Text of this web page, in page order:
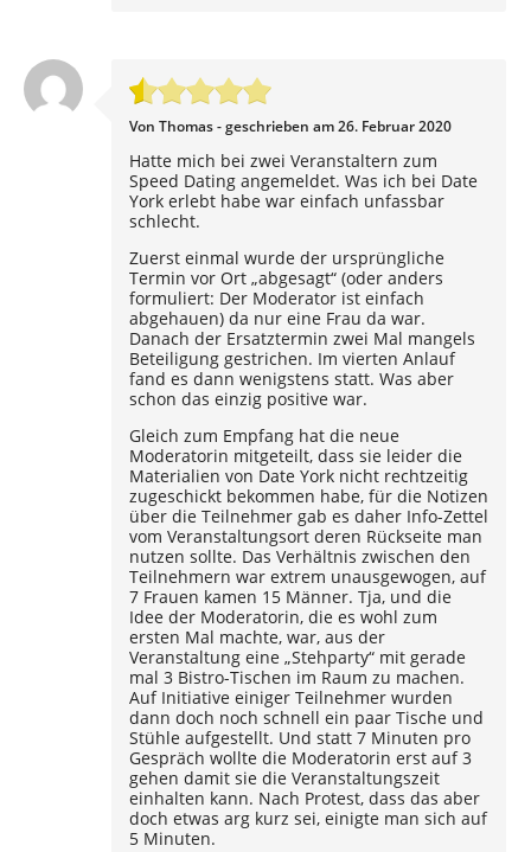
Von Thomas - geschrieben am 26. Februar 2020
Hatte mich bei zwei Veranstaltern zum
Speed Dating angemeldet. Was ich bei Date
York erlebt habe war einfach unfassbar
schlecht.
Zuerst einmal wurde der ursprüngliche
Termin vor Ort „abgesagt“ (oder anders
formuliert: Der Moderator ist einfach
abgehauen) da nur eine Frau da war.
Danach der Ersatztermin zwei Mal mangels
Beteiligung gestrichen. Im vierten Anlauf
fand es dann wenigstens statt. Was aber
schon das einzig positive war.
Gleich zum Empfang hat die neue
Moderatorin mitgeteilt, dass sie leider die
Materialien von Date York nicht rechtzeitig
zugeschickt bekommen habe, für die Notizen
über die Teilnehmer gab es daher Info-Zettel
vom Veranstaltungsort deren Rückseite man
nutzen sollte. Das Verhältnis zwischen den
Teilnehmern war extrem unausgewogen, auf
7 Frauen kamen 15 Männer. Tja, und die
Idee der Moderatorin, die es wohl zum
ersten Mal machte, war, aus der
Veranstaltung eine „Stehparty“ mit gerade
mal 3 Bistro-Tischen im Raum zu machen.
Auf Initiative einiger Teilnehmer wurden
dann doch noch schnell ein paar Tische und
Stühle aufgestellt. Und statt 7 Minuten pro
Gespräch wollte die Moderatorin erst auf 3
gehen damit sie die Veranstaltungszeit
einhalten kann. Nach Protest, dass das aber
doch etwas arg kurz sei, einigte man sich auf
5 Minuten.